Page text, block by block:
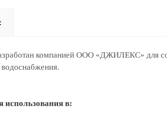
компанией ООО «ДЖИЛЕКС» для
водоснабжения.
в: